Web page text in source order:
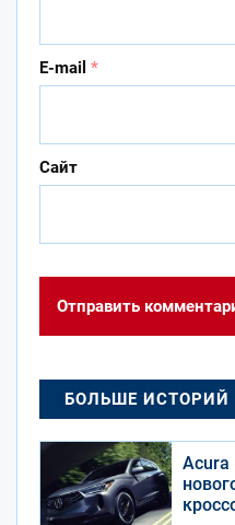
E-mail *
Сайт
БОЛЬШЕ ИСТОРИЙ
Acura